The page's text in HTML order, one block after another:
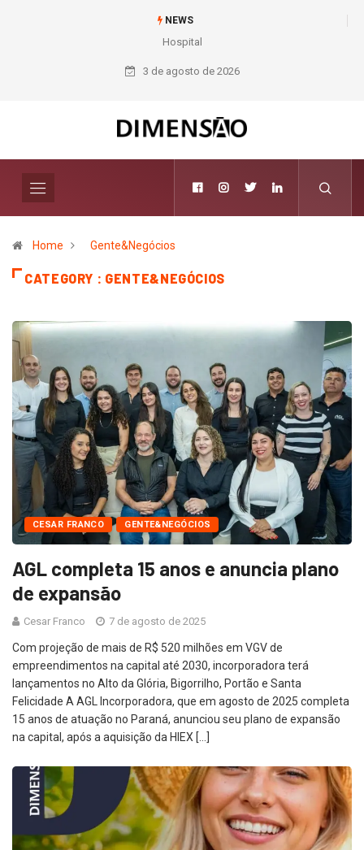
NEWS
Hospital INC destaca experiência em tratamento de valvopatias em
congresso
3 de agosto de 2026
Home Gente&Negócios
CATEGORY : GENTE&NEGÓCIOS
CESAR FRANCO GENTE&NEGÓCIOS
AGL completa 15 anos e anuncia plano
de expansão
Cesar Franco 7 de agosto de 2025
Com projeção de mais de R$ 520 milhões em VGV de
empreendimentos na capital até 2030, incorporadora terá
lançamentos no Alto da Glória, Bigorrilho, Portão e Santa
Felicidade A AGL Incorporadora, que em agosto de 2025 completa
15 anos de atuação no Paraná, anunciou seu plano de expansão
na capital, após a aquisição da HIEX […]